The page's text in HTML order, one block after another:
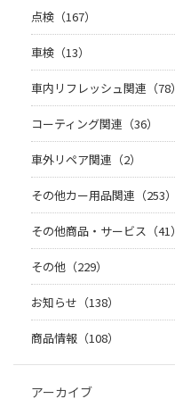
点検（167）
車検（13）
車内リフレッシュ関連（78）
コーティング関連（36）
車外リペア関連（2）
その他カー用品関連（253）
その他商品・サービス（41）
その他（229）
お知らせ（138）
商品情報（108）
アーカイブ